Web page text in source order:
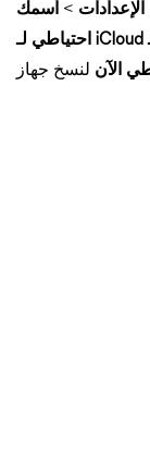
الإعدادات >
احتياطي لـ iCloud
الآن